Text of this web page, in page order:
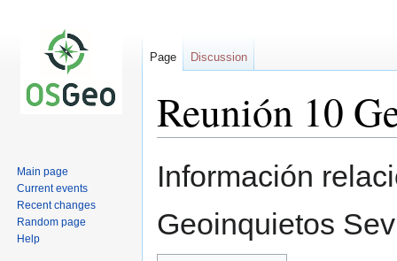
Reunión 10
Jump
Jump
Información
Geoinquietos
Page Discussion
Main page
Current events
Recent changes
Random page
Help